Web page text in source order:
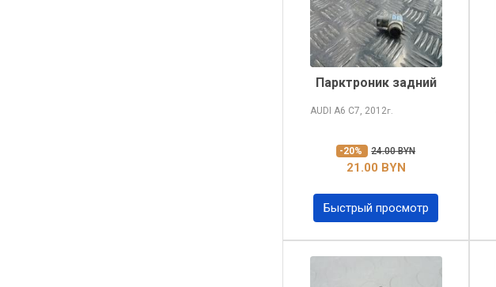
Парктроник задний
AUDI A6 C7, 2012г.
-20% 24.00 BYN
21.00 BYN
Быстрый просмотр